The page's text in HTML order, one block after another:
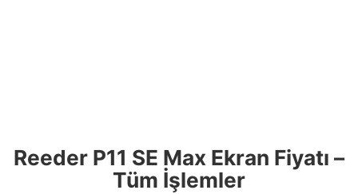
Reeder P11 SE Max Ekran Fiyatı –
Tüm İşlemler